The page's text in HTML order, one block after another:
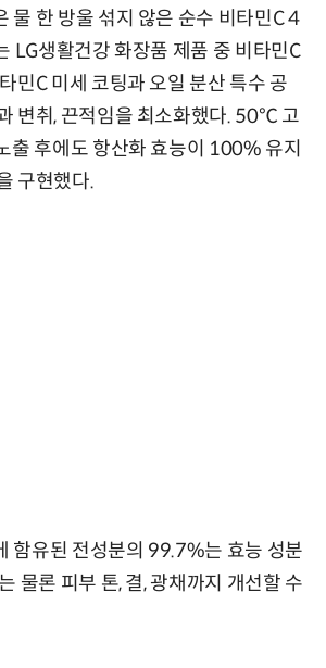
물 한 방울 섞지 않은 순수 비타민C 4
LG생활건강 화장품 제품 중 비타민C
민C 미세 코팅과 오일 분산 특수 공
변취, 끈적임을 최소화했다. 50℃ 고
출 후에도 항산화 효능이 100% 유지
구현했다.
함유된 전성분의 99.7%는 효능 성분
물론 피부 톤, 결, 광채까지 개선할 수